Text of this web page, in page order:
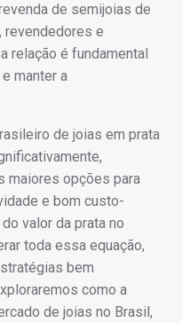
de semijoias de
revendedores e
relação é fundamental
manter a
de joias em prata
maiores opções para
e bom custo-
valor da prata no
toda essa equação,
bem
como a
de joias no Brasil,